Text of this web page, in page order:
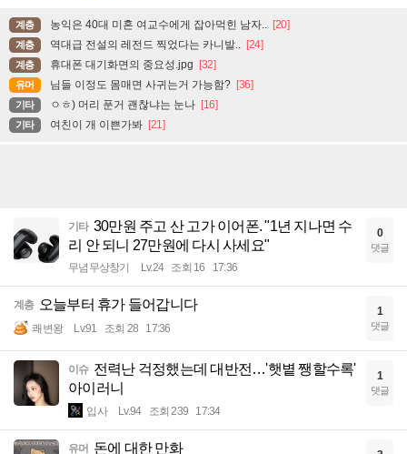
계층 농익은 40대 미혼 여교수에게 잡아먹힌 남자.. [20]
계층 역대급 전설의 레전드 찍었다는 카니발.. [24]
계층 휴대폰 대기화면의 중요성.jpg [32]
유머 님들 이정도 몸매면 사귀는거 가능함? [36]
기타 ㅇㅎ) 머리 푼거 괜찮냐는 눈나 [16]
기타 여친이 개 이쁜가봐 [21]
기타 30만원 주고 산 고가 이어폰. "1년 지나면 수
리 안 되니 27만원에 다시 사세요"
무념무상창기 Lv.24 조회 16 17:36
0
댓글
계층 오늘부터 휴가 들어갑니다
쾌변왕 Lv.91 조회 28 17:36
1
댓글
이슈 전력난 걱정했는데 대반전…'햇볕 쨍할수록'
아이러니
입사 Lv.94 조회 239 17:34
1
댓글
유머 돈에 대한 만화